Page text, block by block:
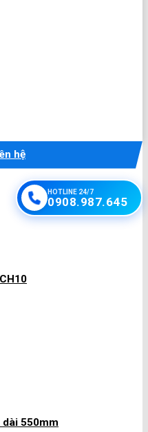
hệ
HOTLINE 24/7
0908.987.645
dài 550mm